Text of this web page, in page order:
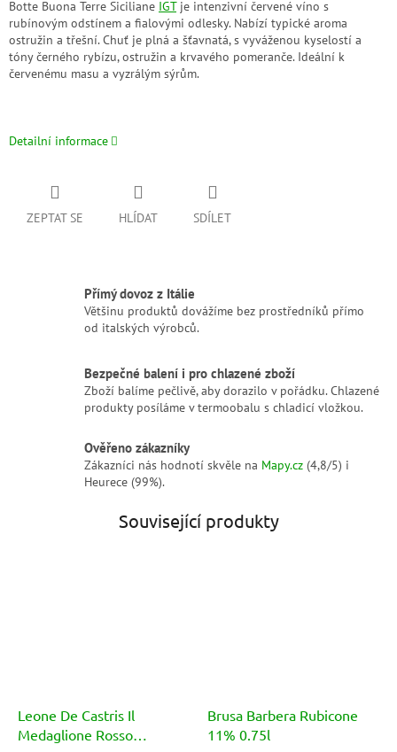
Botte Buona Terre Siciliane IGTje intenzivní červené víno s
rubínovým odstínem a fialovými odlesky. Nabízí typické aroma
ostružin a třešní. Chuť je plná a šťavnatá, s vyváženou kyselostí a
tóny černého rybízu, ostružin a krvavého pomeranče. Ideální k
červenému masu a vyzrálým sýrům.
Detailní informace
ZEPTAT SE HLÍDAT SDÍLET
Přímý dovoz z Itálie
Většinu produktů dovážíme bez prostředníků přímo
od italských výrobců.
Bezpečné balení i pro chlazené zboží
Zboží balíme pečlivě, aby dorazilo v pořádku. Chlazené
produkty posíláme v termoobalu s chladicí vložkou.
Ověřeno zákazníky
Zákazníci nás hodnotí skvěle na Mapy.cz (4,8/5) i
Heurece (99%).
Související produkty
Leone De Castris Il
Medaglione Rosso
Brusa Barbera Rubicone
11% 0.75l